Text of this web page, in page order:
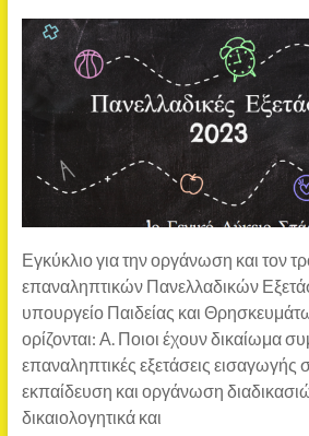
Εγκύκλιο για την οργάνωση και τον
επαναληπτικών Πανελλαδικών
υπουργείο Παιδείας και
ορίζονται: Α. Ποιοι έχουν δικαίωμα
επαναληπτικές εξετάσεις εισαγωγής
εκπαίδευση και οργάνωση
δικαιολογητικά και